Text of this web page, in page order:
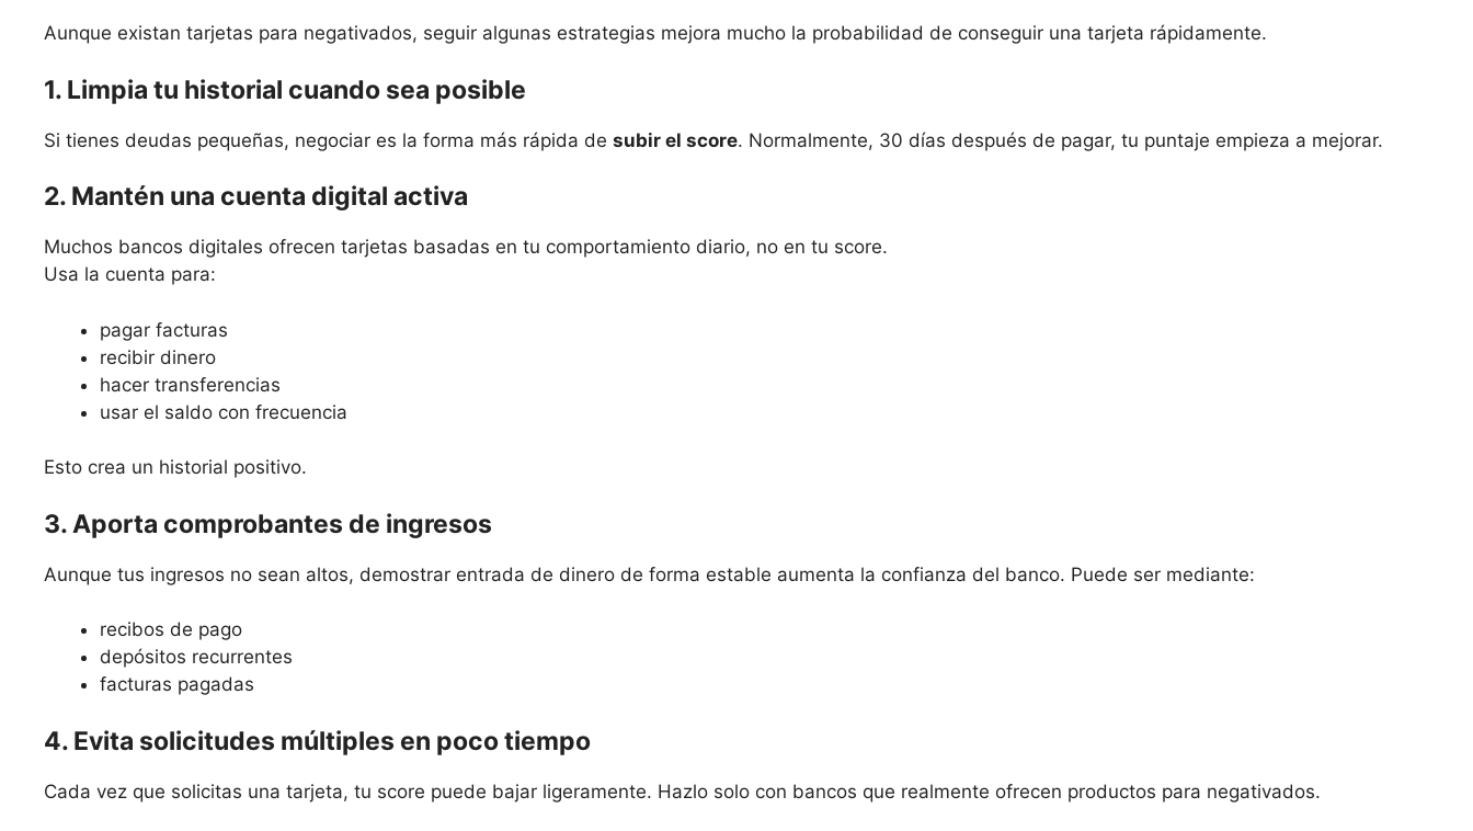
Aunque existan tarjetas para negativados, seguir algunas estrategias mejora mucho la probabilidad de conseguir una tarjeta rápidamente.
1. Limpia tu historial cuando sea posible
Si tienes deudas pequeñas, negociar es la forma más rápida de subir el score. Normalmente, 30 días después de pagar, tu puntaje empieza a mejorar.
2. Mantén una cuenta digital activa
Muchos bancos digitales ofrecen tarjetas basadas en tu comportamiento diario, no en tu score.
Usa la cuenta para:
pagar facturas
recibir dinero
hacer transferencias
usar el saldo con frecuencia
Esto crea un historial positivo.
3. Aporta comprobantes de ingresos
Aunque tus ingresos no sean altos, demostrar entrada de dinero de forma estable aumenta la confianza del banco. Puede ser mediante:
recibos de pago
depósitos recurrentes
facturas pagadas
4. Evita solicitudes múltiples en poco tiempo
Cada vez que solicitas una tarjeta, tu score puede bajar ligeramente. Hazlo solo con bancos que realmente ofrecen productos para negativados.